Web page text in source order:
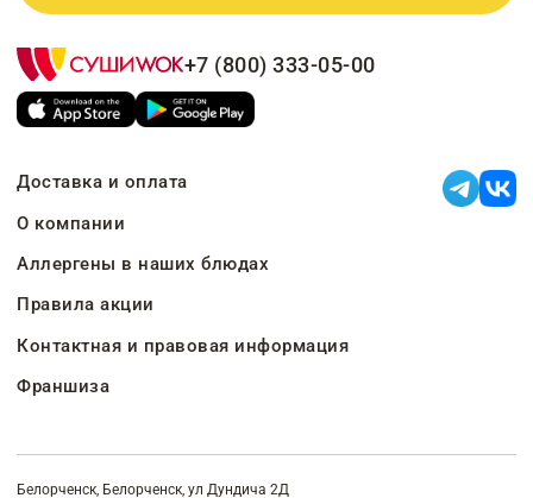
+7 (800) 333-05-00
Доставка и оплата
О компании
Аллергены в наших блюдах
Правила акции
Контактная и правовая информация
Франшиза
Белорченск, Белорченск, ул Дундича 2Д